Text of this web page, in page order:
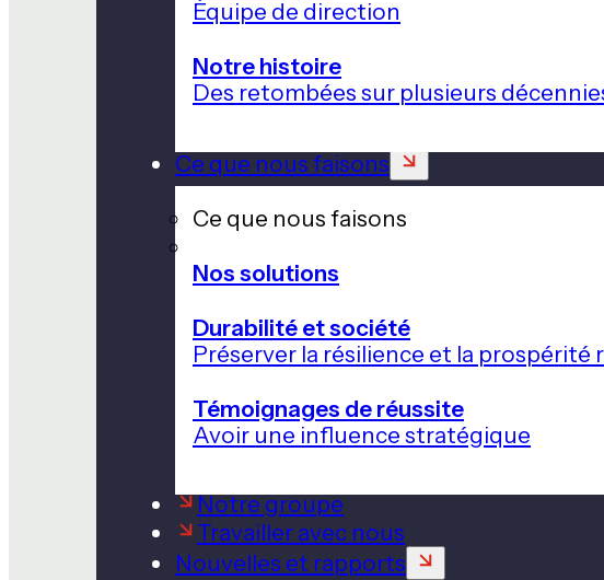
Équipe de direction
Notre histoire
Des retombées sur plusieurs
Ce que nous faisons
Ce que nous faisons
Nos solutions
Durabilité et société
Préserver la résilience et la prospérité
Témoignages de réussite
Avoir une influence stratégique
Notre groupe
Travailler avec nous
Nouvelles et rapports